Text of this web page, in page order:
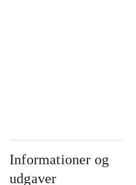
Informationer og
udgaver